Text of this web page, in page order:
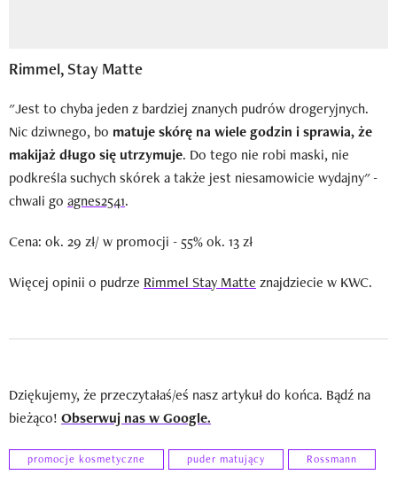
Rimmel, Stay Matte
"Jest to chyba jeden z bardziej znanych pudrów drogeryjnych.
Nic dziwnego, bo matuje skórę na wiele godzin i sprawia, że
makijaż długo się utrzymuje. Do tego nie robi maski, nie
podkreśla suchych skórek a także jest niesamowicie wydajny" -
chwali go agnes2541.
Cena: ok. 29 zł/ w promocji - 55% ok. 13 zł
Więcej opinii o pudrze Rimmel Stay Matte znajdziecie w KWC.
Dziękujemy, że przeczytałaś/eś nasz artykuł do końca. Bądź na
bieżąco! Obserwuj nas w Google.
promocje kosmetyczne puder matujący Rossmann